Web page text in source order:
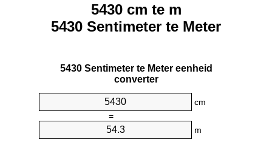
5430 cm te m
5430 Sentimeter te Meter
5430 Sentimeter te Meter eenheid
converter
cm
=
m